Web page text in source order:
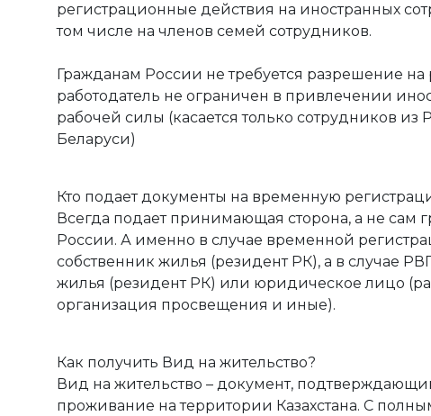
регистрационные действия на иностранных
том числе на членов семей сотрудников.
Гражданам России не требуется разрешение на
работодатель не ограничен в привлечении
рабочей силы (касается только сотрудников из
Беларуси)
Кто подает документы на временную
Всегда подает принимающая сторона, а не сам
России. А именно в случае временной
собственник жилья (резидент РК), а в случае
жилья (резидент РК) или юридическое лицо
организация просвещения и иные).
Как получить Вид на жительство?
Вид на жительство – документ,
проживание на территории Казахстана. С